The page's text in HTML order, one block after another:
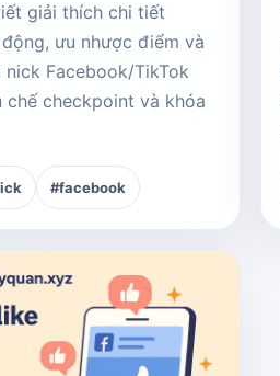
giải thích chi tiết
ưu nhược điểm và
Facebook/TikTok
chế checkpoint và khóa
#facebook